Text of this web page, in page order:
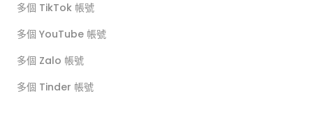
多個 TikTok 帳號
多個 YouTube 帳號
多個 Zalo 帳號
多個 Tinder 帳號